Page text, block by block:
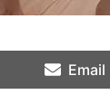
en
Email
en